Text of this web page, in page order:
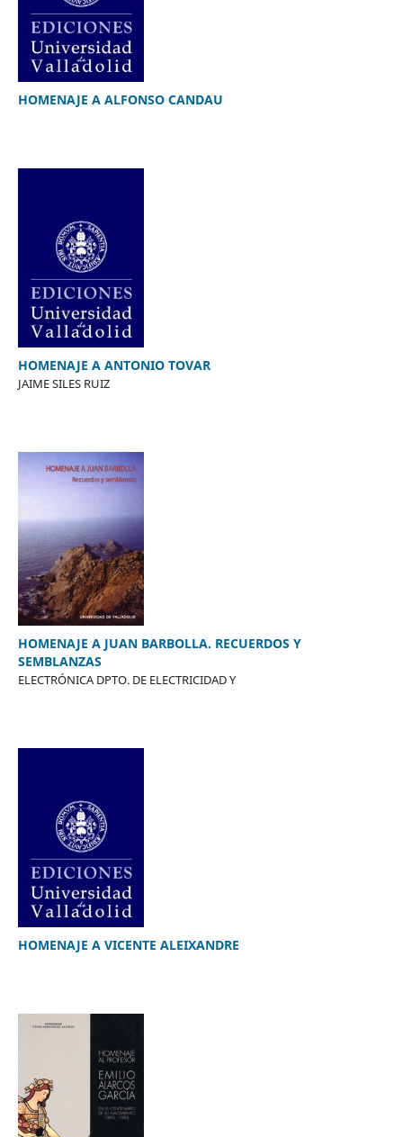
HOMENAJE A ALFONSO CANDAU
HOMENAJE A ANTONIO TOVAR
JAIME SILES RUIZ
HOMENAJE A JUAN BARBOLLA. RECUERDOS Y
SEMBLANZAS
ELECTRÓNICA DPTO. DE ELECTRICIDAD Y
HOMENAJE A VICENTE ALEIXANDRE